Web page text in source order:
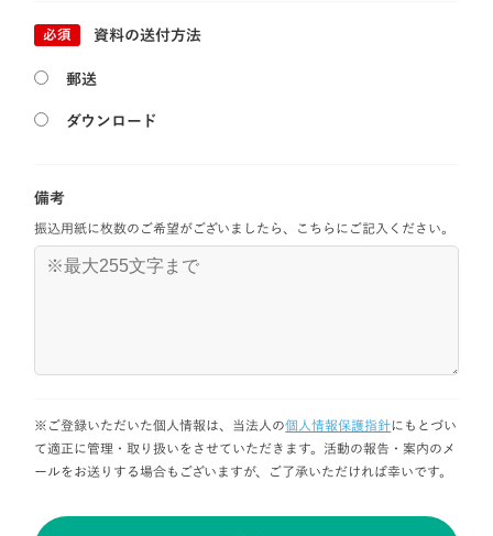
必須 資料の送付方法
郵送
ダウンロード
備考
振込用紙に枚数のご希望がございましたら、こちらにご記入ください。
※ご登録いただいた個人情報は、当法人の個人情報保護指針にもとづい
て適正に管理・取り扱いをさせていただきます。 活動の報告・案内のメ
ールをお送りする場合もございますが、ご了承いただければ幸いです。